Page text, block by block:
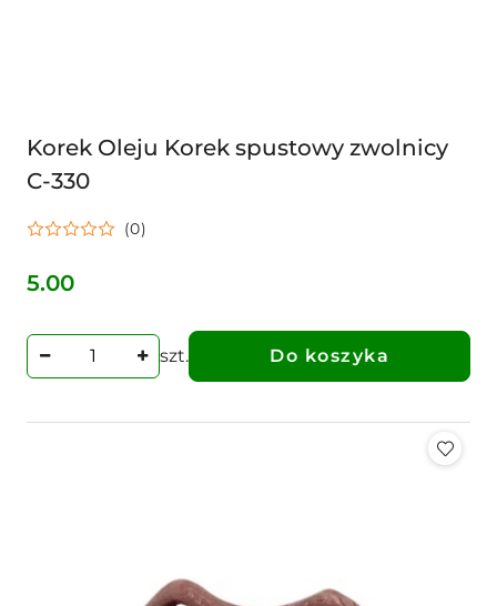
Korek Oleju Korek spustowy zwolnicy
C-330
(0)
Cena:
5.00
szt. Do koszyka